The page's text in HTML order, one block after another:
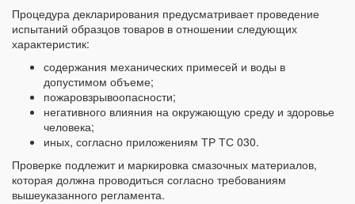
Процедура декларирования предусматривает проведение
испытаний образцов товаров в отношении следующих
характеристик:
содержания механических примесей и воды в
допустимом объеме;
пожаровзрывоопасности;
негативного влияния на окружающую среду и здоровье
человека;
иных, согласно приложениям ТР ТС 030.
Проверке подлежит и маркировка смазочных материалов,
которая должна проводиться согласно требованиям
вышеуказанного регламента.